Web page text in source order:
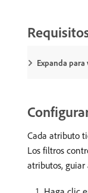
Expanda
Cada atributo
Los filtros
atributos, guiar